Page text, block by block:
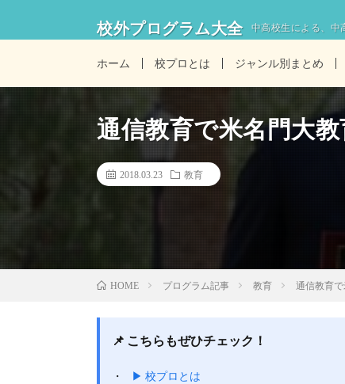
校外プログラム大全 中高校生による、中
ホーム 校プロとは ジャンル別まとめ
通信教育で米名門大
2018.03.23 教育
HOME プログラム記事 教育 通信教育
📌 こちらもぜひチェック！
▶ 校プロとは